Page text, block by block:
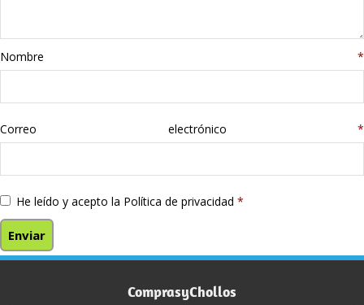
libros
Nombre *
Correo electrónico *
He leído y acepto la Política de privacidad *
ComprasyChollos